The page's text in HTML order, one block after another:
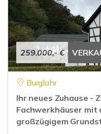
259.000,- €
Burglahr
Ihr neues Zuhause -
Fachwerkhäuser
großzügigem